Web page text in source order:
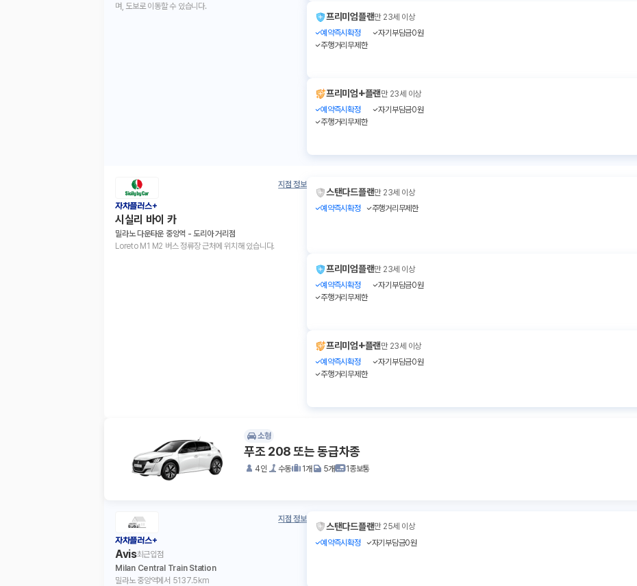
며, 도보로 이동할 수 있습니다.
프리미엄플랜만 23세 이상
예약즉시확정
자기부담금0원
주행거리무제한
프리미엄+플랜만 23세 이상
예약즉시확정
자기부담금0원
주행거리무제한
지점 정보
자차플러스+
시실리 바이 카
밀라노 다운타운 중앙역 - 도리아 거리점
Loreto M1 M2 버스 정류장 근처에 위치해 있습니다.
스탠다드플랜만 23세 이상
예약즉시확정
주행거리무제한
프리미엄플랜만 23세 이상
예약즉시확정
자기부담금0원
주행거리무제한
프리미엄+플랜만 23세 이상
예약즉시확정
자기부담금0원
주행거리무제한
소형
푸조 208 또는 동급차종
4인 수동 1개 5개
1종보통
지점 정보
자차플러스+
Avis최근입점
Milan Central Train Station
밀라노 중앙역에서 5137.5km
스탠다드플랜만 25세 이상
예약즉시확정
자기부담금0원